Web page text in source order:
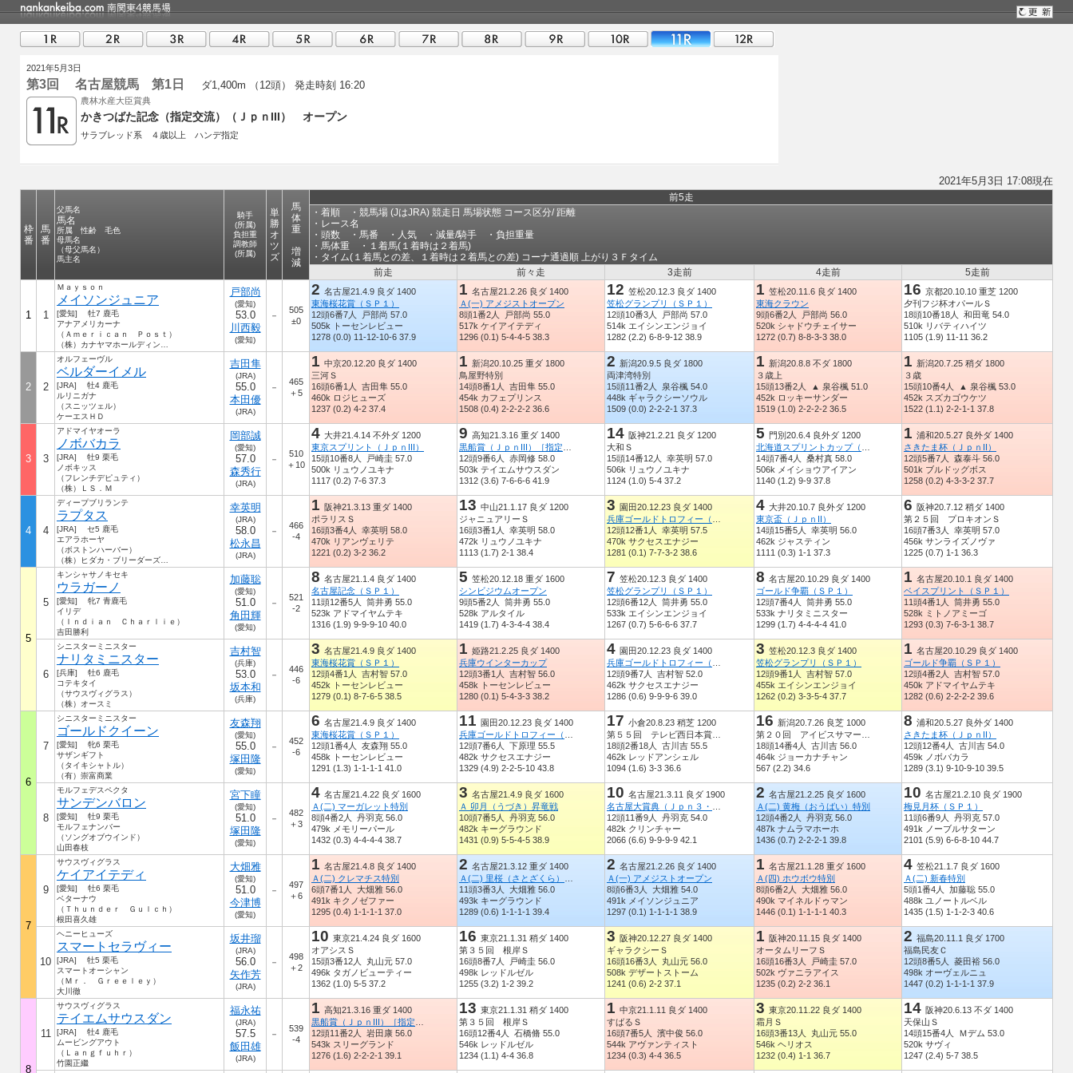
2021年5月3日
第3回 名古屋競馬 第1日 ダ1,400m （12頭） 発走時刻 16:20
農林水産大臣賞典
かきつばた記念（指定交流）（ＪｐｎIII） オープン
サラブレッド系 ４歳以上 ハンデ指定
2021年5月3日 17:08現在
枠
番
馬
番
父馬名
馬名
所属 性齢 毛色
母馬名
（母父馬名）
馬主名
騎手
(所属)
負担重
調教師
(所属)
単
勝
オ
ツ
ズ
馬
体
重
増
減
前5走
・着順 ・競馬場 (JはJRA) 競走日 馬場状態 コース区分/ 距離
・レース名
・頭数 ・馬番 ・人気 ・減量/騎手 ・負担重量
・馬体重 ・１着馬(１着時は２着馬)
・タイム(１着馬との差、１着時は２着馬との差) コーナ通過順 上がり３Ｆタイム
前走
前々走 3走前 4走前 5走前
1 1
Ｍａｙｓｏｎ
メイソンジュニア
[愛知] 牡7 鹿毛
アナアメリカーナ
（Ａｍｅｒｉｃａｎ Ｐｏｓｔ）
戸部尚
(愛知)
53.0
川西毅
(愛知)
－
505
±0
2 名古屋21.4.9 良ダ 1400
東海桜花賞（ＳＰ１）
12頭6番7人 戸部尚 57.0
505k トーセンレビュー
1278 (0.0) 11-12-10-6 37.9
1 名古屋21.2.26 良ダ 1400
Ａ(一) アメジストオープン
8頭1番2人 戸部尚 55.0
517k ケイアイテディ
1296 (0.1) 5-4-4-5 38.3
12 笠松20.12.3 良ダ 1400
笠松グランプリ（ＳＰ１）
12頭10番3人 戸部尚 57.0
514k エイシンエンジョイ
1282 (2.2) 6-8-9-12 38.9
1 笠松20.11.6 良ダ 1400
東海クラウン
9頭6番2人 戸部尚 56.0
520k シャドウチェイサー
1272 (0.7) 8-8-3-3 38.0
16 京都20.10.10 重芝 1200
夕刊フジ杯オパールＳ
18頭10番18人 和田竜 54.0
510k リバティハイツ
1105 (1.9) 11-11 36.2
2 2
オルフェーヴル
ベルダーイメル
[JRA] 牡4 鹿毛
ルリニガナ
（スニッツェル）
ケーエスＨＤ
吉田隼
(JRA)
55.0
本田優
(JRA)
－
465
＋5
1 中京20.12.20 良ダ 1400
三河Ｓ
16頭6番1人 吉田隼 55.0
460k ロジヒューズ
1237 (0.2) 4-2 37.4
1 新潟20.10.25 重ダ 1800
鳥屋野特別
14頭8番1人 吉田隼 55.0
454k カフェプリンス
1508 (0.4) 2-2-2-2 36.6
2 新潟20.9.5 良ダ 1800
両津湾特別
15頭11番2人 泉谷楓 54.0
448k ギャラクシーソウル
1509 (0.0) 2-2-2-1 37.3
1 新潟20.8.8 不ダ 1800
３歳上
15頭13番2人 ▲ 泉谷楓 51.0
452k ロッキーサンダー
1519 (1.0) 2-2-2-2 36.5
1 新潟20.7.25 稍ダ 1800
３歳
15頭10番4人 ▲ 泉谷楓 53.0
452k スズカゴウケツ
1522 (1.1) 2-2-1-1 37.8
3 3
アドマイヤオーラ
ノボバカラ
[JRA] 牡9 栗毛
ノボキッス
（フレンチデピュティ）
（株）ＬＳ．Ｍ
岡部誠
(愛知)
57.0
森秀行
(JRA)
－
510
＋10
4 大井21.4.14 不外ダ 1200
東京スプリント（ＪｐｎIII）
15頭10番8人 戸崎圭 57.0
500k リュウノユキナ
1117 (0.2) 7-6 37.3
9 高知21.3.16 重ダ 1400
12頭9番6人 赤岡修 58.0
503k テイエムサウスダン
1312 (3.6) 7-6-6-6 41.9
14 阪神21.2.21 良ダ 1200
大和Ｓ
15頭14番12人 幸英明 57.0
506k リュウノユキナ
1124 (1.0) 5-4 37.2
5 門別20.6.4 良外ダ 1200
14頭7番4人 桑村真 58.0
506k メイショウアイアン
1140 (1.2) 9-9 37.8
1 浦和20.5.27 良外ダ 1400
さきたま杯（ＪｐｎII）
12頭5番7人 森泰斗 56.0
501k ブルドッグボス
1258 (0.2) 4-3-3-2 37.7
4 4
ディープブリランテ
ラプタス
[JRA] セ5 鹿毛
エアラホーヤ
（ボストンハーバー）
幸英明
(JRA)
58.0
松永昌
(JRA)
－
466
-4
1 阪神21.3.13 重ダ 1400
ポラリスＳ
16頭3番4人 幸英明 58.0
470k リアンヴェリテ
1221 (0.2) 3-2 36.2
13 中山21.1.17 良ダ 1200
ジャニュアリーＳ
16頭3番1人 幸英明 58.0
472k リュウノユキナ
1113 (1.7) 2-1 38.4
3 園田20.12.23 良ダ 1400
12頭12番1人 幸英明 57.5
470k サクセスエナジー
1281 (0.1) 7-7-3-2 38.6
4 大井20.10.7 良外ダ 1200
東京盃（ＪｐｎII）
14頭15番5人 幸英明 56.0
462k ジャスティン
1111 (0.3) 1-1 37.3
6 阪神20.7.12 稍ダ 1400
第２５回 プロキオンＳ
16頭7番3人 幸英明 57.0
456k サンライズノヴァ
1225 (0.7) 1-1 36.3
5
5
キンシャサノキセキ
ウラガーノ
[愛知] 牝7 青鹿毛
イリデ
（Ｉｎｄｉａｎ Ｃｈａｒｌｉｅ）
吉田勝利
加藤聡
(愛知)
51.0
角田輝
(愛知)
－
521
-2
8 名古屋21.1.4 良ダ 1400
名古屋記念（ＳＰ１）
11頭12番5人 筒井勇 55.0
523k アドマイヤムテキ
1316 (1.9) 9-9-9-10 40.0
5 笠松20.12.18 重ダ 1600
シンビジウムオープン
9頭5番2人 筒井勇 55.0
528k アルタイル
1419 (1.7) 4-3-4-4 38.4
7 笠松20.12.3 良ダ 1400
笠松グランプリ（ＳＰ１）
12頭6番12人 筒井勇 55.0
533k エイシンエンジョイ
1267 (0.7) 5-6-6-6 37.7
8 名古屋20.10.29 良ダ 1400
ゴールド争覇（ＳＰ１）
12頭7番4人 筒井勇 55.0
533k ナリタミニスター
1299 (1.7) 4-4-4-4 41.0
1 名古屋20.10.1 良ダ 1400
ベイスプリント（ＳＰ１）
11頭4番1人 筒井勇 55.0
528k ミトノアミーゴ
1293 (0.3) 7-6-3-1 38.7
6
シニスターミニスター
ナリタミニスター
[兵庫] 牡6 鹿毛
コテキタイ
（サウスヴィグラス）
（株）オースミ
吉村智
(兵庫)
53.0
坂本和
(兵庫)
－
446
-6
3 名古屋21.4.9 良ダ 1400
東海桜花賞（ＳＰ１）
12頭4番1人 吉村智 57.0
452k トーセンレビュー
1279 (0.1) 8-7-6-5 38.5
1 姫路21.2.25 良ダ 1400
兵庫ウインターカップ
12頭3番1人 吉村智 56.0
458k トーセンレビュー
1280 (0.1) 5-4-3-3 38.2
4 園田20.12.23 良ダ 1400
12頭9番7人 吉村智 52.0
462k サクセスエナジー
1286 (0.6) 9-9-9-6 39.0
3 笠松20.12.3 良ダ 1400
笠松グランプリ（ＳＰ１）
12頭9番1人 吉村智 57.0
455k エイシンエンジョイ
1262 (0.2) 3-3-5-4 37.7
1 名古屋20.10.29 良ダ 1400
ゴールド争覇（ＳＰ１）
12頭4番2人 吉村智 57.0
450k アドマイヤムテキ
1282 (0.6) 2-2-2-2 39.6
6
7
シニスターミニスター
ゴールドクイーン
[愛知] 牝6 栗毛
サザンギフト
（タイキシャトル）
（有）崇富商業
友森翔
(愛知)
55.0
塚田隆
(愛知)
－
452
-6
6 名古屋21.4.9 良ダ 1400
東海桜花賞（ＳＰ１）
12頭1番4人 友森翔 55.0
458k トーセンレビュー
1291 (1.3) 1-1-1-1 41.0
11 園田20.12.23 良ダ 1400
12頭7番6人 下原理 55.5
482k サクセスエナジー
1329 (4.9) 2-2-5-10 43.8
17 小倉20.8.23 稍芝 1200
18頭2番18人 古川吉 55.5
462k レッドアンシェル
1094 (1.6) 3-3 36.6
16 新潟20.7.26 良芝 1000
18頭14番4人 古川吉 56.0
464k ジョーカナチャン
567 (2.2) 34.6
8 浦和20.5.27 良外ダ 1400
さきたま杯（ＪｐｎII）
12頭12番4人 古川吉 54.0
459k ノボバカラ
1289 (3.1) 9-10-9-10 39.5
8
モルフェデスペクタ
サンデンバロン
[愛知] 牡9 栗毛
モルフェナンバー
（ソングオブウインド）
山田春枝
宮下瞳
(愛知)
51.0
塚田隆
(愛知)
－
482
＋3
4 名古屋21.4.22 良ダ 1600
Ａ(二) マーガレット特別
8頭4番2人 丹羽克 56.0
479k メモリーパール
1432 (0.3) 4-4-4-4 38.7
3 名古屋21.4.9 良ダ 1600
Ａ 卯月（うづき）昇竜戦
10頭7番5人 丹羽克 56.0
482k キーグラウンド
1431 (0.9) 5-5-4-5 38.9
10 名古屋21.3.11 良ダ 1900
12頭11番9人 丹羽克 54.0
482k クリンチャー
2066 (6.6) 9-9-9-9 42.1
2 名古屋21.2.25 良ダ 1600
Ａ(二) 黄梅（おうばい）特別
12頭4番2人 丹羽克 56.0
487k ナムラマホーホ
1436 (0.7) 2-2-2-1 39.8
10 名古屋21.2.10 良ダ 1900
梅見月杯（ＳＰ１）
11頭6番9人 丹羽克 57.0
491k ノーブルサターン
2101 (5.9) 6-6-8-10 44.7
7
9
サウスヴィグラス
ケイアイテディ
[愛知] 牡6 栗毛
ベターナウ
（Ｔｈｕｎｄｅｒ Ｇｕｌｃｈ）
根田喜久雄
大畑雅
(愛知)
51.0
今津博
(愛知)
－
497
＋6
1 名古屋21.4.8 良ダ 1400
Ａ(二) クレマチス特別
6頭7番1人 大畑雅 56.0
491k キクノゼファー
1295 (0.4) 1-1-1-1 37.0
2 名古屋21.3.12 重ダ 1400
11頭3番3人 大畑雅 56.0
493k キーグラウンド
1289 (0.6) 1-1-1-1 39.4
2 名古屋21.2.26 良ダ 1400
Ａ(一) アメジストオープン
8頭6番3人 大畑雅 54.0
491k メイソンジュニア
1297 (0.1) 1-1-1-1 38.9
1 名古屋21.1.28 重ダ 1600
Ａ(四) ホウボウ特別
8頭6番2人 大畑雅 56.0
490k マイネルドゥマン
1446 (0.1) 1-1-1-1 40.3
4 笠松21.1.7 良ダ 1600
Ａ(二) 新春特別
5頭1番4人 加藤聡 55.0
488k ユノートルベル
1435 (1.5) 1-1-2-3 40.6
10
ヘニーヒューズ
スマートセラヴィー
[JRA] 牡5 栗毛
スマートオーシャン
（Ｍｒ． Ｇｒｅｅｌｅｙ）
大川徹
坂井瑠
(JRA)
56.0
矢作芳
(JRA)
－
498
＋2
10 東京21.4.24 良ダ 1600
オアシスＳ
15頭3番12人 丸山元 57.0
496k タガノビューティー
1362 (1.0) 5-5 37.2
16 東京21.1.31 稍ダ 1400
第３５回 根岸Ｓ
16頭8番7人 戸崎圭 56.0
498k レッドルゼル
1255 (3.2) 1-2 39.2
3 阪神20.12.27 良ダ 1400
ギャラクシーＳ
16頭16番3人 丸山元 56.0
508k デザートストーム
1241 (0.6) 2-2 37.1
1 阪神20.11.15 良ダ 1400
オータムリーフＳ
16頭16番3人 戸崎圭 57.0
502k ヴァニラアイス
1235 (0.2) 2-2 36.1
2 福島20.11.1 良ダ 1700
福島民友Ｃ
12頭8番5人 菱田裕 56.0
498k オーヴェルニュ
1447 (0.2) 1-1-1-1 37.9
8
11
サウスヴィグラス
テイエムサウスダン
[JRA] 牡4 鹿毛
ムービングアウト
（Ｌａｎｇｆｕｈｒ）
竹園正繼
福永祐
(JRA)
57.5
飯田雄
(JRA)
－
539
-4
1 高知21.3.16 重ダ 1400
12頭11番2人 岩田康 56.0
543k スリーグランド
1276 (1.6) 2-2-2-1 39.1
13 東京21.1.31 稍ダ 1400
第３５回 根岸Ｓ
16頭12番4人 石橋脩 55.0
546k レッドルゼル
1234 (1.1) 4-4 36.8
1 中京21.1.11 良ダ 1400
すばるＳ
16頭7番5人 濱中俊 56.0
544k アヴァンティスト
1234 (0.3) 4-4 36.5
3 東京20.11.22 良ダ 1400
霜月Ｓ
16頭3番13人 丸山元 55.0
546k ヘリオス
1232 (0.4) 1-1 36.7
14 阪神20.6.13 不ダ 1400
天保山Ｓ
14頭15番4人 Ｍデム 53.0
520k サヴィ
1247 (2.4) 5-7 38.5